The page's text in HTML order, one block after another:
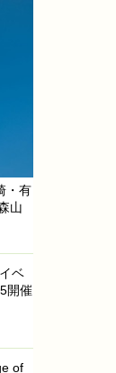
・有
山
ベ
開催
of